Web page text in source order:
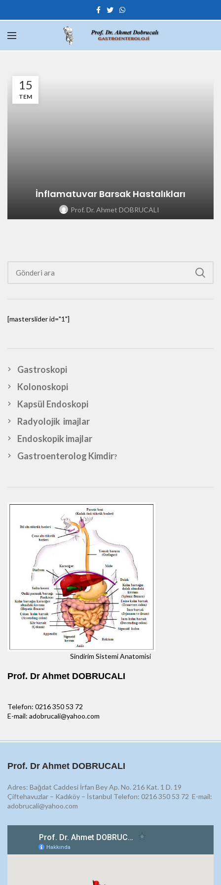
15
TEM
İnflamatuvar Barsak Hastalıkları
Prof. Dr. Ahmet DOBRUCALI
[masterslider id="1"]
Gastroskopi
Kolonoskopi
Kapsül Endoskopi
Radyolojik imajlar
Endoskopik imajlar
Gastroenterolog Kimdir?
Sindirim Sistemi Anatomisi
Prof. Dr Ahmet DOBRUCALI
Telefon: 0216 350 53 72
E-mail: adobrucali@yahoo.com
Prof. Dr Ahmet DOBRUCALI
Adres: Bağdat Caddesi İrfan Bey Ap. No. 216 Kat. 1 D. 19
Çiftehavuzlar – Kadıköy – İstanbul Telefon: 0216 350 53 72 E-mail:
adobrucali@yahoo.com